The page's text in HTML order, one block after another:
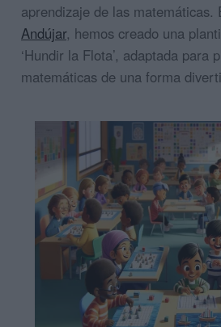
aprendizaje de las matemáticas.
Andújar, hemos creado una
‘Hundir la Flota’, adaptada para
matemáticas de una forma